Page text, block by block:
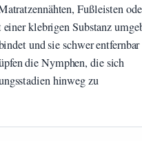
Fußleisten
klebrigen Substanz
und sie schwer entfernbar
die Nymphen, die sich
hinweg zu